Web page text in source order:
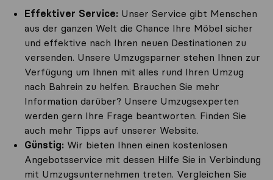
Effektiver Service: Unser Service gibt Menschen
aus der ganzen Welt die Chance Ihre Möbel sicher
und effektive nach Ihren neuen Destinationen zu
versenden. Unsere Umzugsparner stehen Ihnen zur
Verfügung um Ihnen mit alles rund Ihren Umzug
nach Bahrein zu helfen. Brauchen Sie mehr
Information darüber? Unsere Umzugsexperten
werden gern Ihre Frage beantworten. Finden Sie
auch mehr Tipps auf unserer Website.
Günstig: Wir bieten Ihnen einen kostenlosen
Angebotsservice mit dessen Hilfe Sie in Verbindung
mit Umzugsunternehmen treten. Vergleichen Sie